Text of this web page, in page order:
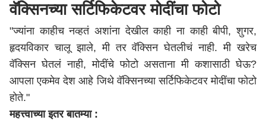
वॅक्सिनच्या सर्टिफिकेटवर मोदींचा फोटो
"ज्यांना काहीच नव्हतं अशांना देखील काही ना काही बीपी, शुगर,
हृदयविकार चालू झाले, मी तर वॅक्सिन घेतलीचं नाही. मी खरेच
वॅक्सिन घेतलं नाही, मोदींचे फोटो असताना मी कशासाठी घेऊ?
आपला एकमेव देश आहे जिथे वॅक्सिनच्या सर्टिफिकेटवर मोदींचा फोटो
होते."
महत्त्वाच्या इतर बातम्या :